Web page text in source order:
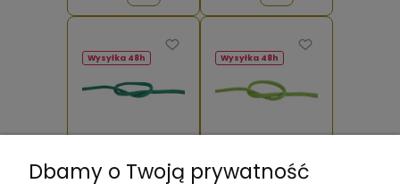
Sznurek
Wysyłka 48h
Sznurek
Wysyłka 48h
Dbamy o Twoją prywatność